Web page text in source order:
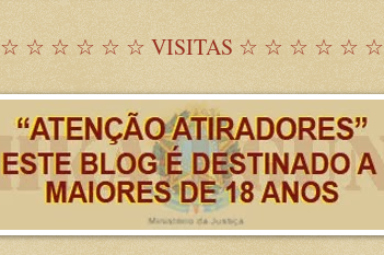
☆ ☆ ☆ ☆ ☆ ☆ VISITAS ☆ ☆ ☆ ☆ ☆ ☆